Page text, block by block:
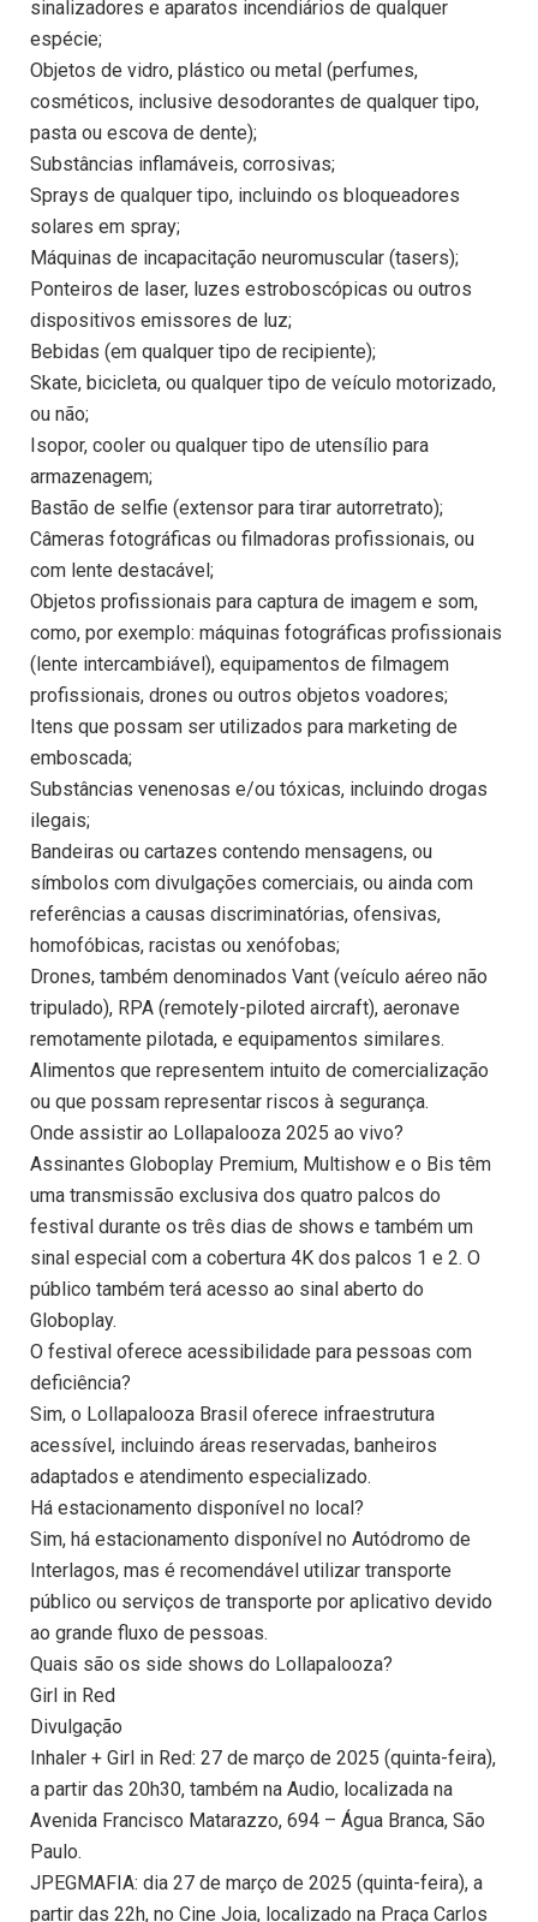
sinalizadores e aparatos incendiários de qualquer
espécie;
Objetos de vidro, plástico ou metal (perfumes,
cosméticos, inclusive desodorantes de qualquer tipo,
pasta ou escova de dente);
Substâncias inflamáveis, corrosivas;
Sprays de qualquer tipo, incluindo os bloqueadores
solares em spray;
Máquinas de incapacitação neuromuscular (tasers);
Ponteiros de laser, luzes estroboscópicas ou outros
dispositivos emissores de luz;
Bebidas (em qualquer tipo de recipiente);
Skate, bicicleta, ou qualquer tipo de veículo motorizado,
ou não;
Isopor, cooler ou qualquer tipo de utensílio para
armazenagem;
Bastão de selfie (extensor para tirar autorretrato);
Câmeras fotográficas ou filmadoras profissionais, ou
com lente destacável;
Objetos profissionais para captura de imagem e som,
como, por exemplo: máquinas fotográficas profissionais
(lente intercambiável), equipamentos de filmagem
profissionais, drones ou outros objetos voadores;
Itens que possam ser utilizados para marketing de
emboscada;
Substâncias venenosas e/ou tóxicas, incluindo drogas
ilegais;
Bandeiras ou cartazes contendo mensagens, ou
símbolos com divulgações comerciais, ou ainda com
referências a causas discriminatórias, ofensivas,
homofóbicas, racistas ou xenófobas;
Drones, também denominados Vant (veículo aéreo não
tripulado), RPA (remotely-piloted aircraft), aeronave
remotamente pilotada, e equipamentos similares.
Alimentos que representem intuito de comercialização
ou que possam representar riscos à segurança.
Onde assistir ao Lollapalooza 2025 ao vivo?
Assinantes Globoplay Premium, Multishow e o Bis têm
uma transmissão exclusiva dos quatro palcos do
festival durante os três dias de shows e também um
sinal especial com a cobertura 4K dos palcos 1 e 2. O
público também terá acesso ao sinal aberto do
Globoplay.
O festival oferece acessibilidade para pessoas com
deficiência?
Sim, o Lollapalooza Brasil oferece infraestrutura
acessível, incluindo áreas reservadas, banheiros
adaptados e atendimento especializado.
Há estacionamento disponível no local?
Sim, há estacionamento disponível no Autódromo de
Interlagos, mas é recomendável utilizar transporte
público ou serviços de transporte por aplicativo devido
ao grande fluxo de pessoas.
Quais são os side shows do Lollapalooza?
Girl in Red
Divulgação
Inhaler + Girl in Red: 27 de março de 2025 (quinta-feira),
a partir das 20h30, também na Audio, localizada na
Avenida Francisco Matarazzo, 694 – Água Branca, São
Paulo.
JPEGMAFIA: dia 27 de março de 2025 (quinta-feira), a
partir das 22h, no Cine Joia, localizado na Praça Carlos